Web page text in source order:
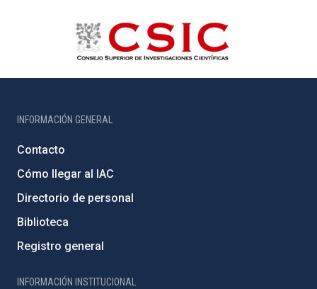
INFORMACIÓN GENERAL
Contacto
Cómo llegar al IAC
Directorio de personal
Biblioteca
Registro general
INFORMACIÓN INSTITUCIONAL